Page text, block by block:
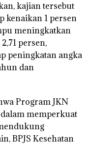
kajian tersebut
kenaikan 1 persen
meningkatkan
persen,
peningkatan angka
dan
Program JKN
memperkuat
BPJS Kesehatan